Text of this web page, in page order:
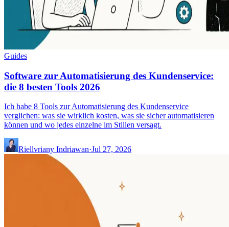
Guides
Software zur Automatisierung des Kundenservice:
die 8 besten Tools 2026
Ich habe 8 Tools zur Automatisierung des Kundenservice
verglichen: was sie wirklich kosten, was sie sicher automatisieren
können und wo jedes einzelne im Stillen versagt.
Riellvriany Indriawan·Jul 27, 2026